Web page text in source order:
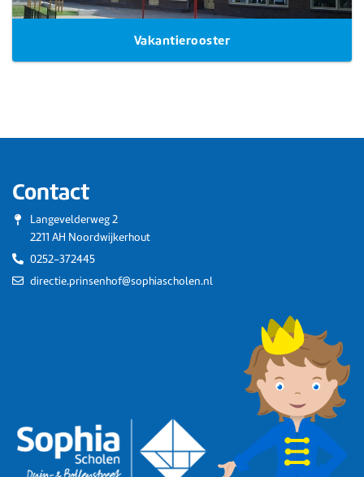
Vakantierooster
Contact
Langevelderweg 2
2211 AH Noordwijkerhout
0252-372445
directie.prinsenhof@sophiascholen.nl